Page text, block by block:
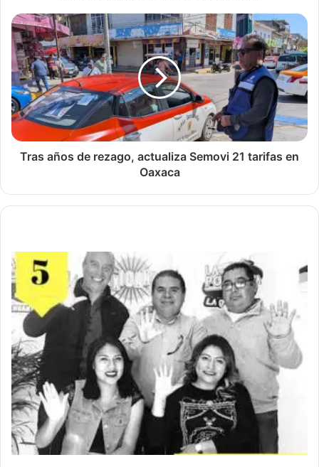
Tras años de rezago, actualiza Semovi 21 tarifas en
Oaxaca